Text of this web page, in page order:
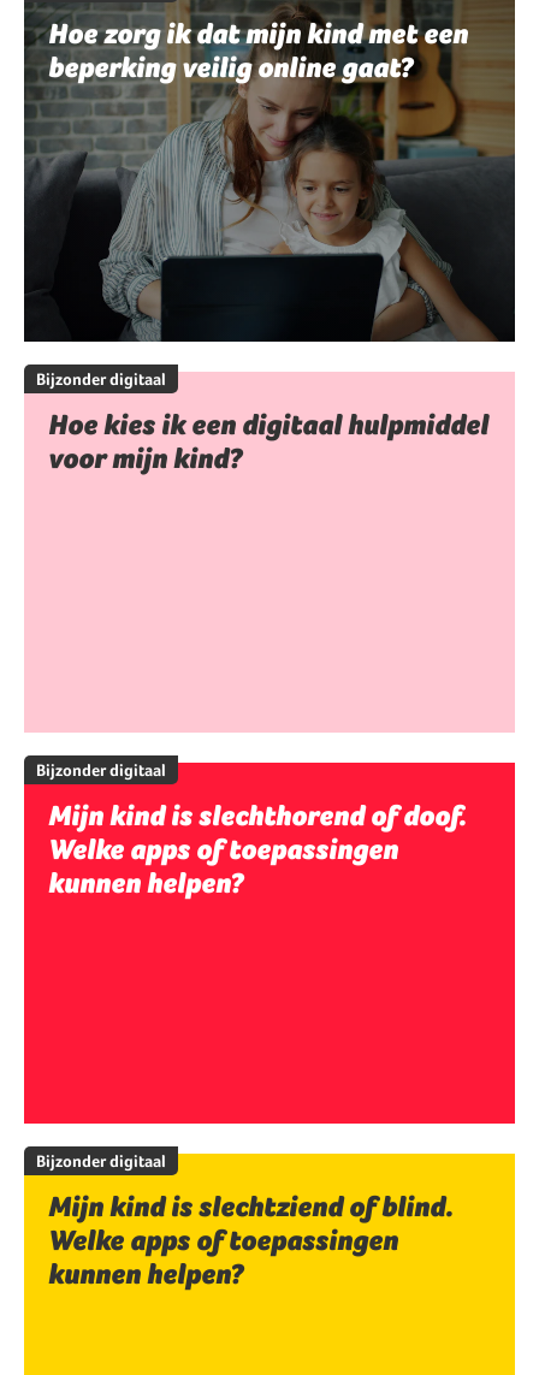
Hoe zorg ik dat mijn kind met een
beperking veilig online gaat?
Bijzonder digitaal
Hoe kies ik een digitaal hulpmiddel
voor mijn kind?
Bijzonder digitaal
Mijn kind is slechthorend of doof.
Welke apps of toepassingen
kunnen helpen?
Bijzonder digitaal
Mijn kind is slechtziend of blind.
Welke apps of toepassingen
kunnen helpen?